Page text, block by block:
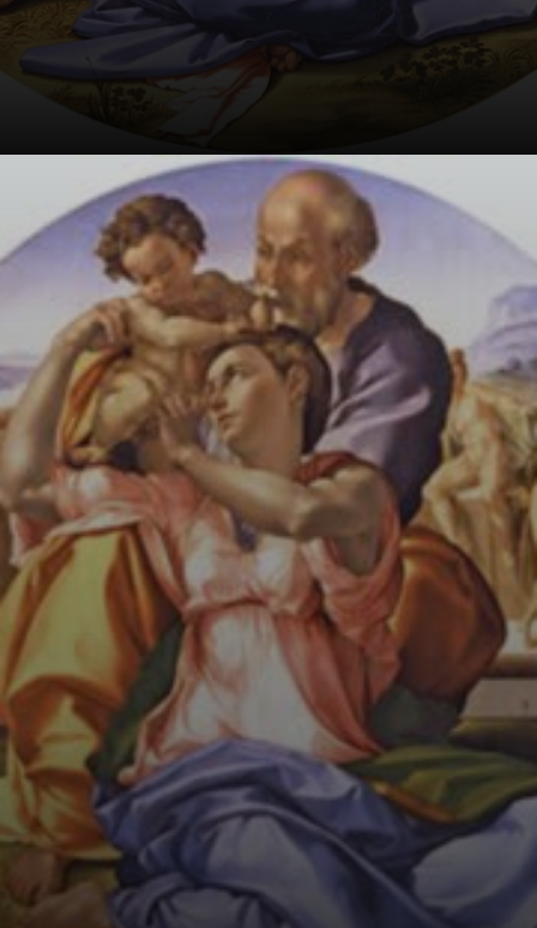
Un'opera
fondamentale,
una delle più
importanti
dell'intero
Rinascimento